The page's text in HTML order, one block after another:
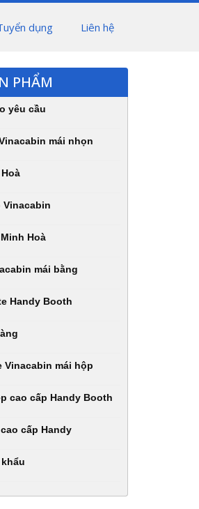
dụng Liên hệ
PHẨM
yêu cầu
mái nhọn
Vinacabin
Hoà
mái bằng
Handy Booth
Vinacabin mái hộp
cao cấp Handy Booth
cấp Handy